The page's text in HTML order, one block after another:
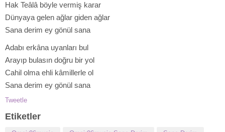
Hak Teâlâ böyle vermiş karar
Dünyaya gelen ağlar giden ağlar
Sana derim ey gönül sana
​Adabı erkâna uyanları bul
Arayıp bulasın doğru bir yol
Cahil olma ehli kâmillerle ol
Sana derim ey gönül sana
Tweetle
Etiketler